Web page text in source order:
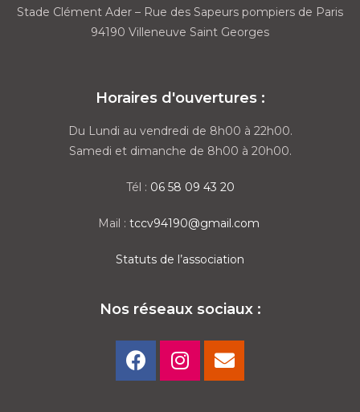
Stade Clément Ader – Rue des Sapeurs pompiers de Paris
94190 Villeneuve Saint Georges
Horaires d'ouvertures :
Du Lundi au vendredi de 8h00 à 22h00.
Samedi et dimanche de 8h00 à 20h00.
Tél : 06 58 09 43 20
Mail : tccv94190@gmail.com
Statuts de l’association
Nos réseaux sociaux :